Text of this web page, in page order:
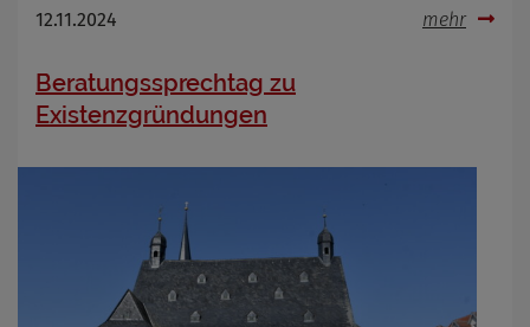
12.11.2024 mehr
Beratungssprechtag zu
Existenzgründungen